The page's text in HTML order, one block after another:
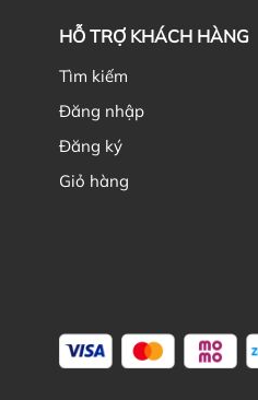
HỖ TRỢ KHÁCH HÀNG
Tìm kiếm
Đăng nhập
Đăng ký
Giỏ hàng